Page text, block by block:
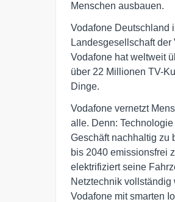
Menschen ausbauen.
Vodafone Deutschland
Landesgesellschaft
Vodafone hat weltweit
über 22 Millionen TV-
Dinge.
Vodafone vernetzt
alle. Denn:
Geschäft nachhaltig zu
bis 2040 emissionsfrei
elektrifiziert seine
Netztechnik
Vodafone mit smarten